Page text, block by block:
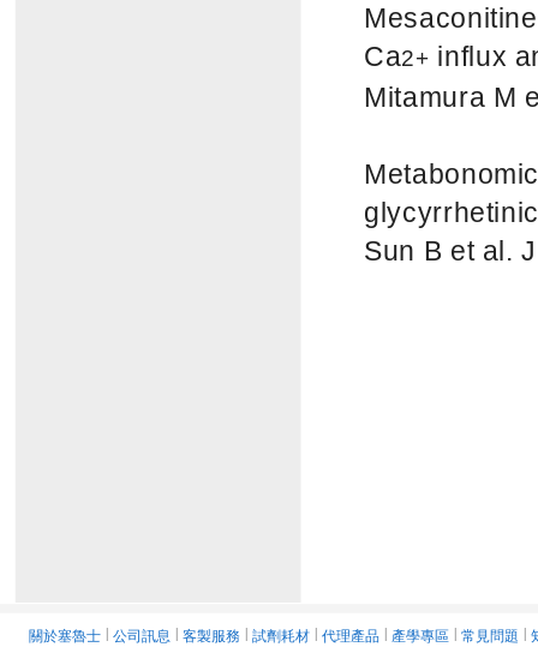
Ca2+ influx
Mitamura M
Sun B et al.
關於塞魯士 公司訊息 客製服務 試劑耗材 代理產品 產學專區 常見問題